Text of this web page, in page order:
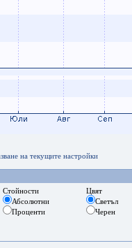
на текущите настройки
Стойности
Абсолютни
Проценти
Цвят
Светъл
Черен